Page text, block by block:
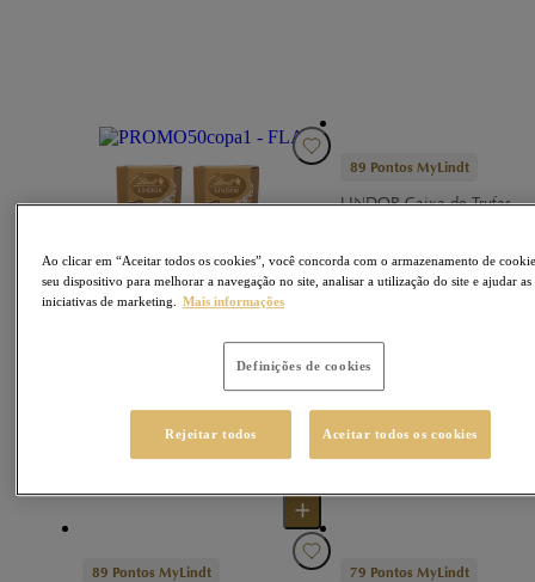
85,98
89 Pontos MyLindt
LINDOR Caixa de Trufas
R$ 89,99
89 Pontos MyLindt 79 Pontos MyLindt
Ao clicar em “Aceitar todos os cookies”, você concorda com o armazenamento de
seu dispositivo para melhorar a navegação no site, analisar a utilização do site e ajudar as
iniciativas de marketing.
Mais informações
Definições de cookies
Rejeitar todos Aceitar todos os cookies